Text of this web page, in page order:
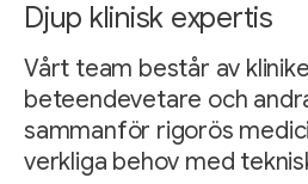
Djup klinisk expertis
Vårt team består av
beteendevetare och
sammanför rigorös
verkliga behov med